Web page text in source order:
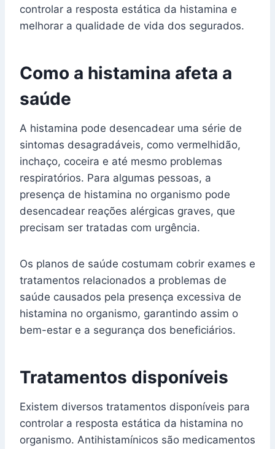
controlar a resposta estática da histamina e
melhorar a qualidade de vida dos segurados.
Como a histamina afeta a
saúde
A histamina pode desencadear uma série de
sintomas desagradáveis, como vermelhidão,
inchaço, coceira e até mesmo problemas
respiratórios. Para algumas pessoas, a
presença de histamina no organismo pode
desencadear reações alérgicas graves, que
precisam ser tratadas com urgência.
Os planos de saúde costumam cobrir exames e
tratamentos relacionados a problemas de
saúde causados pela presença excessiva de
histamina no organismo, garantindo assim o
bem-estar e a segurança dos beneficiários.
Tratamentos disponíveis
Existem diversos tratamentos disponíveis para
controlar a resposta estática da histamina no
organismo. Antihistamínicos são medicamentos